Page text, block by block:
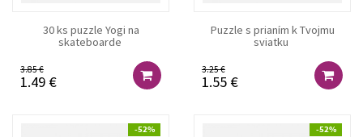
30 ks puzzle Yogi na
skateboarde
3.85 €
1.49 €
Puzzle s prianím k Tvojmu
sviatku
3.25 €
1.55 €
-52% -52%